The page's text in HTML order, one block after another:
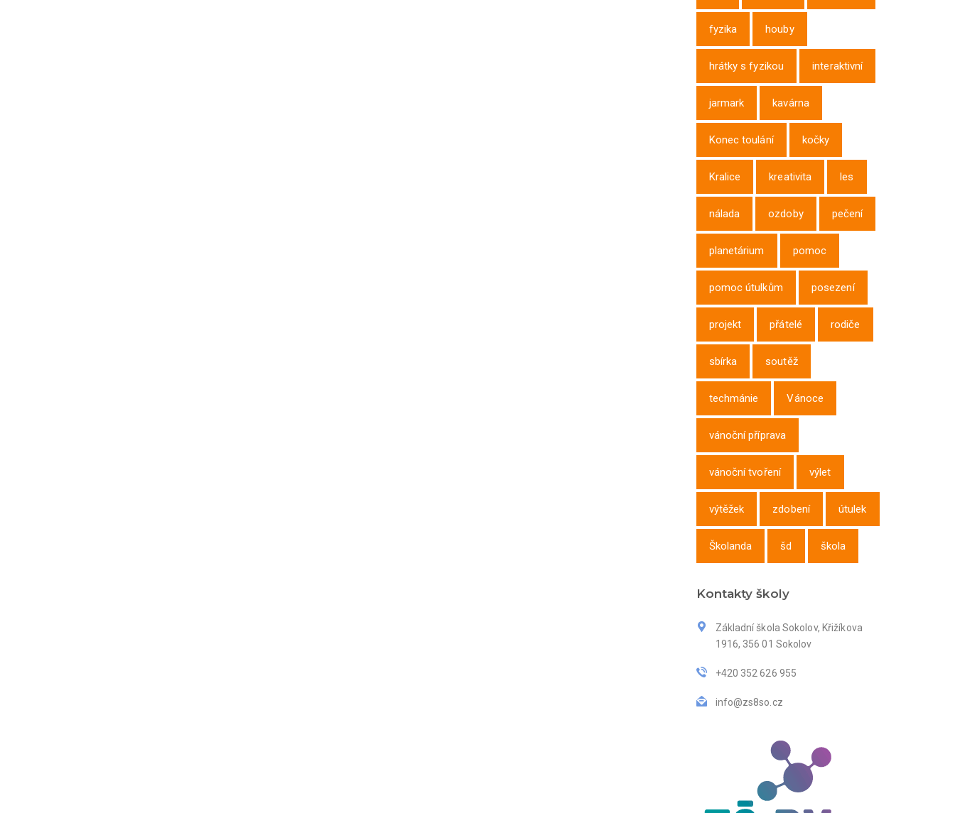
fyzika houby
hrátky s fyzikou interaktivní
jarmark kavárna
Konec toulání kočky
Kralice kreativita les
nálada ozdoby pečení
planetárium pomoc
pomoc útulkům posezení
projekt přátelé rodiče
sbírka soutěž
techmánie Vánoce
vánoční příprava
vánoční tvoření výlet
výtěžek zdobení útulek
Školanda šd škola
Kontakty školy
Základní škola Sokolov, Křižíkova
1916, 356 01 Sokolov
+420 352 626 955
info@zs8so.cz